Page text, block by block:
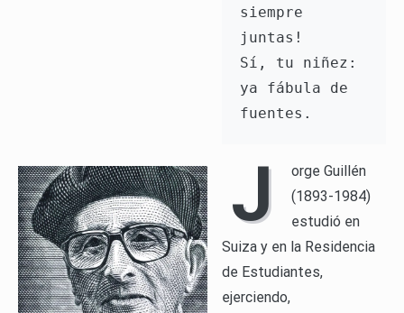
siempre
juntas!
Sí, tu niñez:
ya fábula de
fuentes.
J
orge Guillén
(1893-1984)
estudió en
Suiza y en la Residencia
de Estudiantes,
ejerciendo,